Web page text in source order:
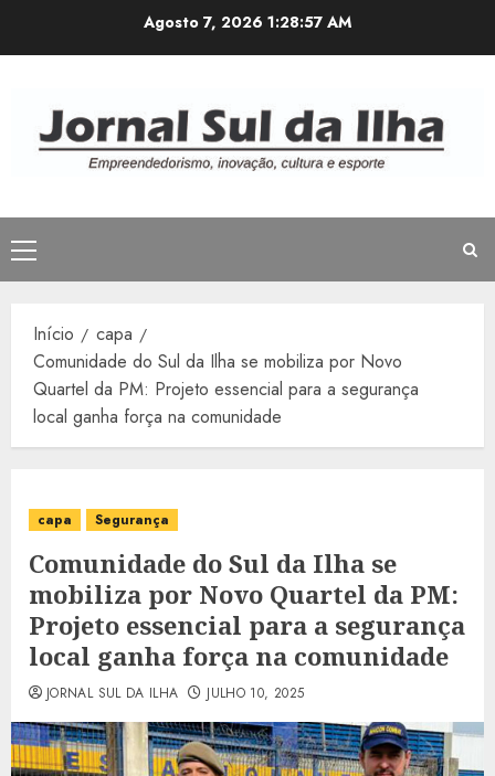
Agosto 7, 2026 1:28:58 AM
Menu
principal
Início
capa
Comunidade do Sul da Ilha se mobiliza por Novo
Quartel da PM: Projeto essencial para a segurança
local ganha força na comunidade
capa Segurança
Comunidade do Sul da Ilha se
mobiliza por Novo Quartel da PM:
Projeto essencial para a segurança
local ganha força na comunidade
JORNAL SUL DA ILHA JULHO 10, 2025